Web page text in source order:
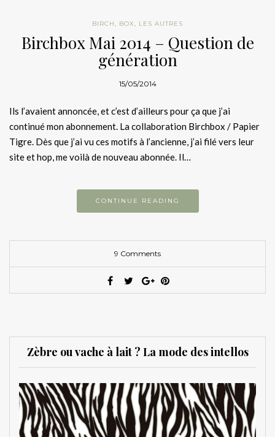
BIRCH, BOX, LES AUTRES
Birchbox Mai 2014 – Question de
génération
15/05/2014
Ils l’avaient annoncée, et c’est d’ailleurs pour ça que j’ai
continué mon abonnement. La collaboration Birchbox / Papier
Tigre. Dès que j’ai vu ces motifs à l’ancienne, j’ai filé vers leur
site et hop, me voilà de nouveau abonnée. Il…
CONTINUE READING
9 Comments
Zèbre ou vache à lait ? La mode des intellos